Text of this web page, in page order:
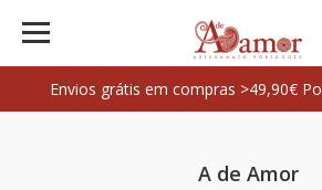
Envios grátis em compras >49,90€
A de Amor